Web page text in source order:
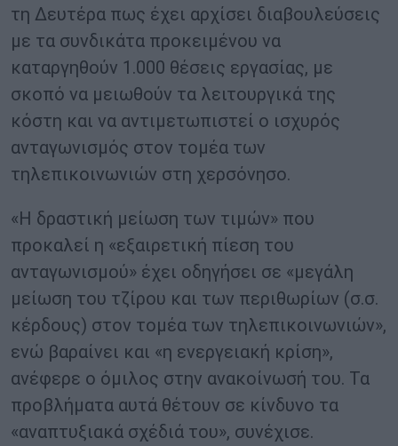
τη Δευτέρα πως έχει αρχίσει διαβουλεύσεις
με τα συνδικάτα προκειμένου να
καταργηθούν 1.000 θέσεις εργασίας, με
σκοπό να μειωθούν τα λειτουργικά της
κόστη και να αντιμετωπιστεί ο ισχυρός
ανταγωνισμός στον τομέα των
τηλεπικοινωνιών στη χερσόνησο.
«Η δραστική μείωση των τιμών» που
προκαλεί η «εξαιρετική πίεση του
ανταγωνισμού» έχει οδηγήσει σε «μεγάλη
μείωση του τζίρου και των περιθωρίων (σ.σ.
κέρδους) στον τομέα των τηλεπικοινωνιών»,
ενώ βαραίνει και «η ενεργειακή κρίση»,
ανέφερε ο όμιλος στην ανακοίνωσή του. Τα
προβλήματα αυτά θέτουν σε κίνδυνο τα
«αναπτυξιακά σχέδιά του», συνέχισε.